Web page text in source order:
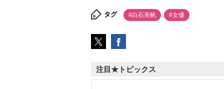
タグ #白石美帆 #女優
注目★トピックス